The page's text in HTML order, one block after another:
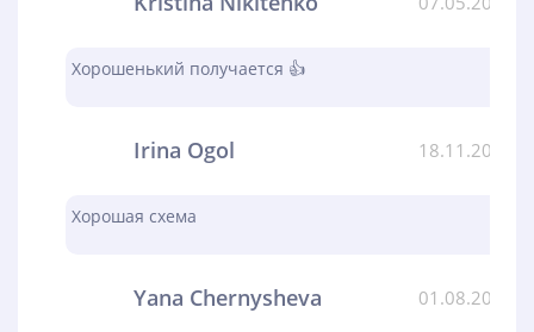
Хорошенький получается 👍
Irina Ogol 18.11.2023
Хорошая схема
Yana Chernysheva 01.08.2023